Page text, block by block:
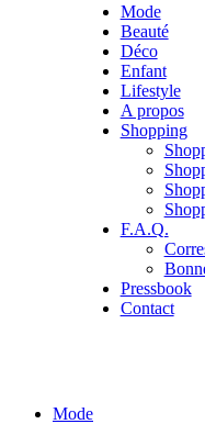
Mode
Beauté
Déco
Enfant
Lifestyle
A propos
Shopping
F.A.Q.
Pressbook
Contact
Mode